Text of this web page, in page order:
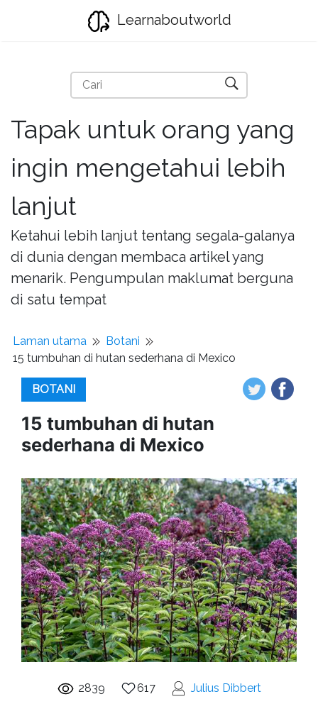
Learnaboutworld
Tapak untuk orang yang
ingin mengetahui lebih
lanjut
Ketahui lebih lanjut tentang segala-galanya
di dunia dengan membaca artikel yang
menarik. Pengumpulan maklumat berguna
di satu tempat
Laman utama
Botani
15 tumbuhan di hutan sederhana di Mexico
BOTANI
15 tumbuhan di hutan
sederhana di Mexico
2839 617 Julius Dibbert